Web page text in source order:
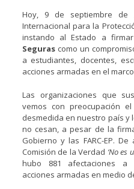
Hoy, 9 de septiembre de
Internacional para la
instando al Estado a
Segurascomo un
a estudiantes, docentes,
acciones armadas en el
Las organizaciones que
vemos con preocupación
desmedida en nuestro país y
no cesan, a pesar de la
Gobierno y las FARC-EP.
Comisión de la Verdad ‘No es
hubo 881 afectaciones a
acciones armadas en medio